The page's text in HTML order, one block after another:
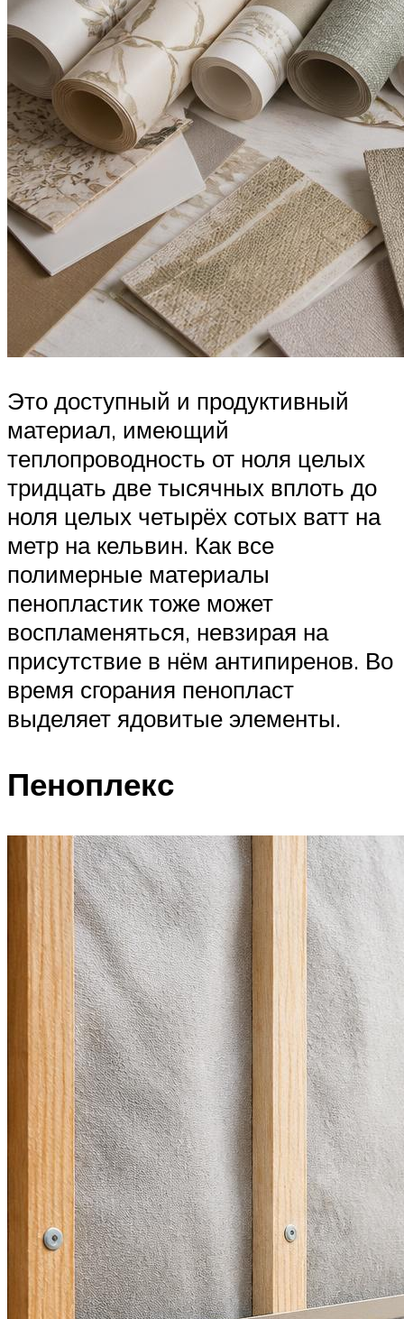
Это доступный и продуктивный
материал, имеющий
теплопроводность от ноля целых
тридцать две тысячных вплоть до
ноля целых четырёх сотых ватт на
метр на кельвин. Как все
полимерные материалы
пенопластик тоже может
воспламеняться, невзирая на
присутствие в нём антипиренов. Во
время сгорания пенопласт
выделяет ядовитые элементы.
Пеноплекс